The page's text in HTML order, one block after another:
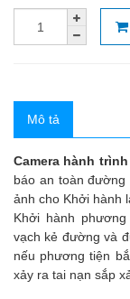
Mô tả
Camera hành
báo an toàn
ảnh cho Khởi hành
Khởi hành
vạch kẻ đường và
nếu phương tiện
xảy ra tai nạn sắp